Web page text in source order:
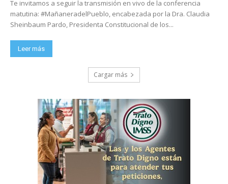
Te invitamos a seguir la transmisión en vivo de la conferencia
matutina: #MañaneradelPueblo, encabezada por la Dra. Claudia
Sheinbaum Pardo, Presidenta Constitucional de los...
Leer más
Cargar más